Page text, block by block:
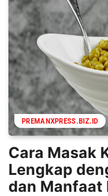
PREMANXPRESS.BIZ.ID
Cara Masak
Lengkap
dan Manfaat